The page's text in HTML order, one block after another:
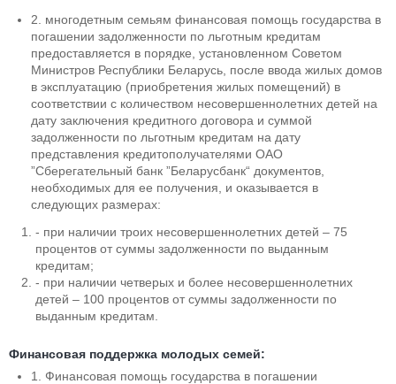
2. многодетным семьям финансовая помощь государства в
погашении задолженности по льготным кредитам
предоставляется в порядке, установленном Советом
Министров Республики Беларусь, после ввода жилых домов
в эксплуатацию (приобретения жилых помещений) в
соответствии с количеством несовершеннолетних детей на
дату заключения кредитного договора и суммой
задолженности по льготным кредитам на дату
представления кредитополучателями ОАО
”Сберегательный банк ”Беларусбанк“ документов,
необходимых для ее получения, и оказывается в
следующих размерах:
- при наличии троих несовершеннолетних детей – 75
процентов от суммы задолженности по выданным
кредитам;
- при наличии четверых и более несовершеннолетних
детей – 100 процентов от суммы задолженности по
выданным кредитам.
Финансовая поддержка молодых семей:
1. Финансовая помощь государства в погашении